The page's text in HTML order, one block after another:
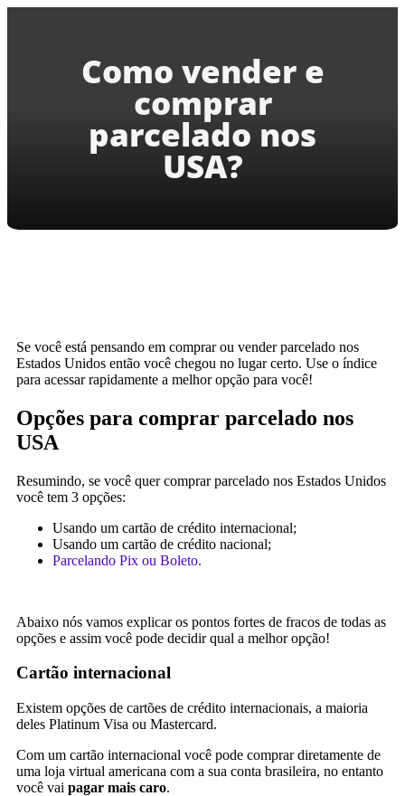
Como vender e
comprar
parcelado nos
USA?
Se você está pensando em comprar ou vender parcelado nos
Estados Unidos então você chegou no lugar certo. Use o índice
para acessar rapidamente a melhor opção para você!
Opções para comprar parcelado nos
USA
Resumindo, se você quer comprar parcelado nos Estados Unidos
você tem 3 opções:
Usando um cartão de crédito internacional;
Usando um cartão de crédito nacional;
Parcelando Pix ou Boleto.
Abaixo nós vamos explicar os pontos fortes de fracos de todas as
opções e assim você pode decidir qual a melhor opção!
Cartão internacional
Existem opções de cartões de crédito internacionais, a maioria
deles Platinum Visa ou Mastercard.
Com um cartão internacional você pode comprar diretamente de
uma loja virtual americana com a sua conta brasileira, no entanto
você vai pagar mais caro.